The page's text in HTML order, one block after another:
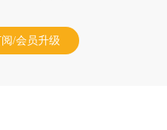
/会员升级